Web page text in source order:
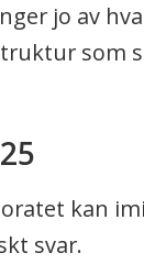
jo av
som
kan
svar.